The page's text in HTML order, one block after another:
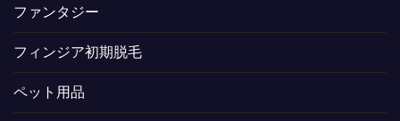
ファンタジー
フィンジア初期脱毛
ペット用品